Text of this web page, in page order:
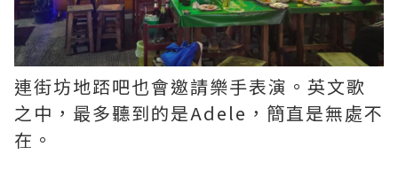
連街坊地踎吧也會邀請樂手表演。英文歌
之中，最多聽到的是Adele，簡直是無處不
在。